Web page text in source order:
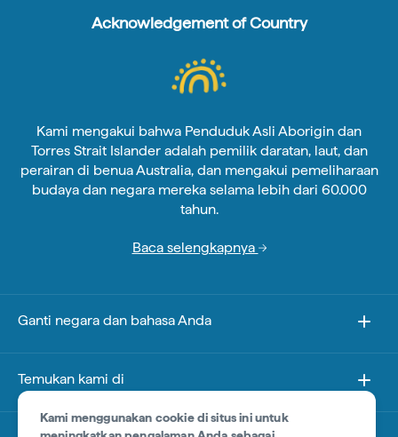
Kami menggunakan cookie di situs ini untuk
Acknowledgement of Country
Kami mengakui bahwa Penduduk Asli Aborigin dan
Torres Strait Islander adalah pemilik daratan, laut, dan
perairan di benua Australia, dan mengakui pemeliharaan
budaya dan negara mereka selama lebih dari 60.000
tahun.
Baca selengkapnya
Ganti negara dan bahasa Anda
Temukan kami di